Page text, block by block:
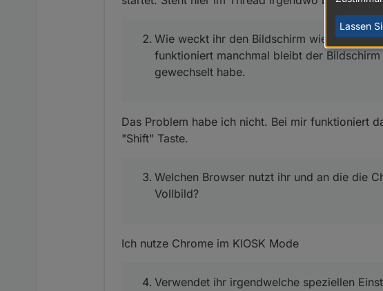
Wie weckt ihr den Bildschirm wieder auf?
funktioniert manchmal bleibt der
gewechselt habe.
Das Problem habe ich nicht. Bei mir funktioniert
"Shift" Taste.
Welchen Browser nutzt ihr und an die die
Vollbild?
Ich nutze Chrome im KIOSK Mode
Verwendet ihr irgendwelche speziellen
Lassen